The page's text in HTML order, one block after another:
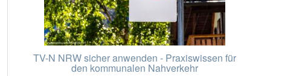
TV-N NRW sicher anwenden - Praxiswissen für
den kommunalen Nahverkehr